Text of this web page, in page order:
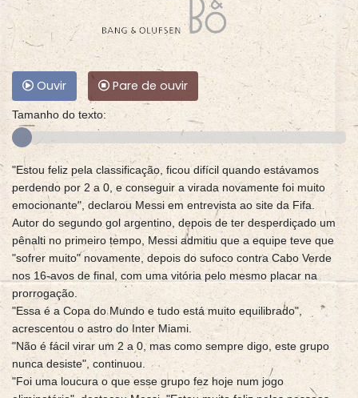
Ouvir Pare de ouvir
Tamanho do texto:
"Estou feliz pela classificação, ficou difícil quando estávamos
perdendo por 2 a 0, e conseguir a virada novamente foi muito
emocionante", declarou Messi em entrevista ao site da Fifa.
Autor do segundo gol argentino, depois de ter desperdiçado um
pênalti no primeiro tempo, Messi admitiu que a equipe teve que
"sofrer muito" novamente, depois do sufoco contra Cabo Verde
nos 16-avos de final, com uma vitória pelo mesmo placar na
prorrogação.
"Essa é a Copa do Mundo e tudo está muito equilibrado",
acrescentou o astro do Inter Miami.
"Não é fácil virar um 2 a 0, mas como sempre digo, este grupo
nunca desiste", continuou.
"Foi uma loucura o que esse grupo fez hoje num jogo